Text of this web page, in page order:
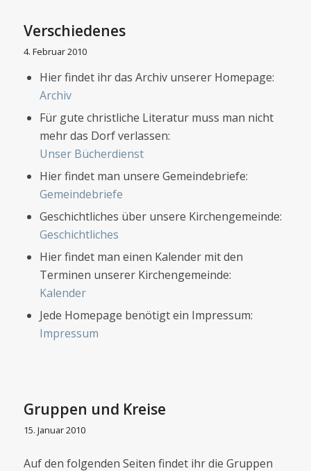
Verschiedenes
4. Februar 2010
Hier findet ihr das Archiv unserer Homepage:
Archiv
Für gute christliche Literatur muss man nicht
mehr das Dorf verlassen:
Unser Bücherdienst
Hier findet man unsere Gemeindebriefe:
Gemeindebriefe
Geschichtliches über unsere Kirchengemeinde:
Geschichtliches
Hier findet man einen Kalender mit den
Terminen unserer Kirchengemeinde:
Kalender
Jede Homepage benötigt ein Impressum:
Impressum
Gruppen und Kreise
15. Januar 2010
Auf den folgenden Seiten findet ihr die Gruppen